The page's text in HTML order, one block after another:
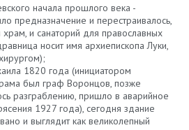
начала прошлого века -
предназначение и перестраивалось,
и санаторий для православных
носит имя архиепископа Луки,
1820 года (инициатором
был граф Воронцов, позже
разграблению, пришло в аварийное
1927 года), сегодня здание
и выглядит как великолепный